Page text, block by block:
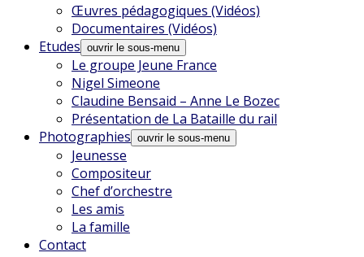
Œuvres pédagogiques (Vidéos)
Documentaires (Vidéos)
Etudes ouvrir le sous-menu
Le groupe Jeune France
Nigel Simeone
Claudine Bensaid – Anne Le Bozec
Présentation de La Bataille du rail
Photographies ouvrir le sous-menu
Jeunesse
Compositeur
Chef d’orchestre
Les amis
La famille
Contact